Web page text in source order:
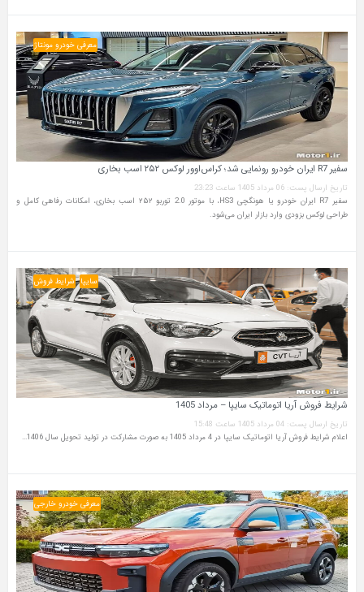
معرفی خودرو مونتاژ
سفیر R7 ایران خودرو رونمایی شد؛ کراس‌اوور لوکس ۲۵۲ اسب بخاری
تاریخ ارسال پست: 06 مرداد 1405 ساعت 23:23
سفیر R7 ایران خودرو یا هونگچی HS3، با موتور 2.0 توربو ۲۵۲ اسب بخاری، امکانات رفاهی کامل و
طراحی لوکس بزودی وارد بازار ایران می‌شود.
سایپا شرایط فروش
شرایط فروش آریا اتوماتیک سایپا – مرداد 1405
تاریخ ارسال پست: 04 مرداد 1405 ساعت 15:48
اعلام شرایط فروش آریا اتوماتیک سایپا در 4 مرداد 1405 به صورت مشارکت در تولید تحویل سال 1406…
معرفی خودرو خارجی